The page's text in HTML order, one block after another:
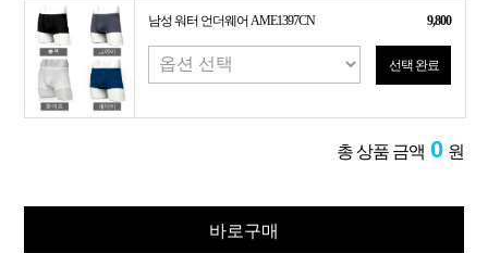
남성 워터 언더웨어 AME1397CN 9,800
선택 완료
총 상품 금액 0 원
바로구매